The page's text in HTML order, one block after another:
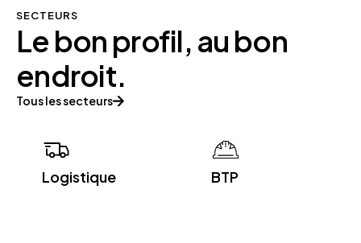
SECTEURS
Le bon profil, au bon
endroit.
Tous les secteurs
Logistique BTP